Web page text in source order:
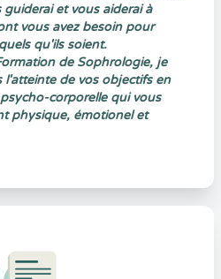
et vous aiderai à
vous avez besoin pour
qu'ils soient.
de Sophrologie, je
l'atteinte de vos objectifs en
corporelle qui vous
physique, émotionel et